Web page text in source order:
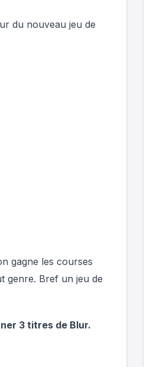
du nouveau jeu de
gagne les courses
genre. Bref un jeu de
3 titres de Blur.